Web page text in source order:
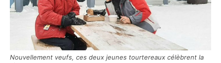
Nouvellement veufs, ces deux jeunes tourtereaux célèbrent la